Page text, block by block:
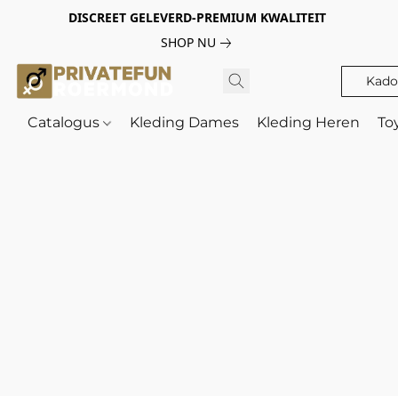
DISCREET GELEVERD-PREMIUM KWALITEIT
SHOP NU
Catalogus Kleding Dames Kleding Heren